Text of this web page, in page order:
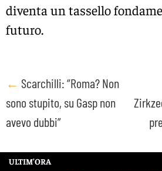
diventa un tassello
futuro.
Post
navigation
← Scarchilli: “Roma? Non
sono stupito, su Gasp non
avevo dubbi”
ULTIM’ORA